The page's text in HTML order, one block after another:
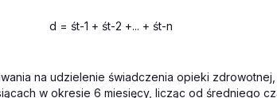
d = śt-1 + śt-2 +... + śt-n
na udzielenie świadczenia opieki
w okresie 6 miesięcy, licząc od średniego